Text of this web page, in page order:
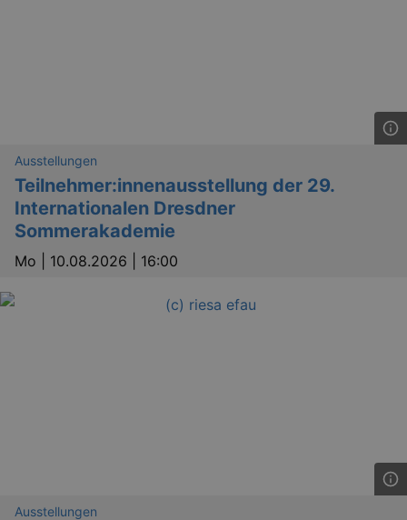
Ausstellungen
Teilnehmer:innenausstellung der 29.
Internationalen Dresdner
Sommerakademie
Mo | 10.08.2026 | 16:00
Ausstellungen